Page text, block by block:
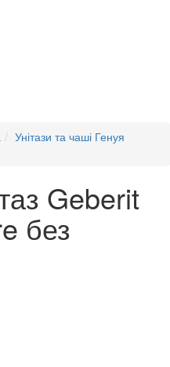
Унітази та чаші Генуя
Geberit
без